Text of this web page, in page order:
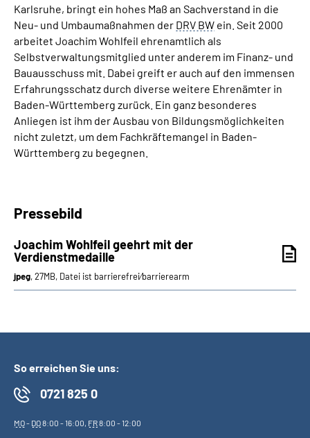
Karlsruhe, bringt ein hohes Maß an Sachverstand in die
Neu- und Umbaumaßnahmen der DRV BW ein. Seit 2000
arbeitet Joachim Wohlfeil ehrenamtlich als
Selbstverwaltungsmitglied unter anderem im Finanz- und
Bauausschuss mit. Dabei greift er auch auf den immensen
Erfahrungsschatz durch diverse weitere Ehrenämter in
Baden-Württemberg zurück. Ein ganz besonderes
Anliegen ist ihm der Ausbau von Bildungsmöglichkeiten
nicht zuletzt, um dem Fachkräftemangel in Baden-
Württemberg zu begegnen.
Pressebild
Joachim Wohlfeil geehrt mit der
Verdienstmedaille
jpeg, 27MB, Datei ist barrierefrei⁄barrierearm
So erreichen Sie uns:
0721 825 0
MO- DO8:00 - 16:00, FR8:00 - 12:00